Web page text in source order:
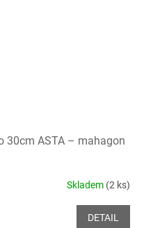
30cm ASTA – mahagon
Skladem (2 ks)
DETAIL